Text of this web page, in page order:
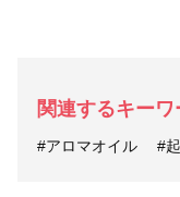
関連するキーワ
#アロマオイル #